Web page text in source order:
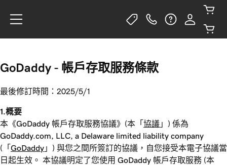
GoDaddy - 帳戶存取服務條款
最後修訂時間：2025/5/1
1.概要
本《GoDaddy 帳戶存取服務協議》(本「 協議 」) 係為
GoDaddy.com, LLC, a Delaware limited liability company
(「 GoDaddy 」) 與您之間所簽訂的協議，自您接受本電子協議當
日起生效。 本協議明定了您使用 GoDaddy 帳戶存取服務 (本